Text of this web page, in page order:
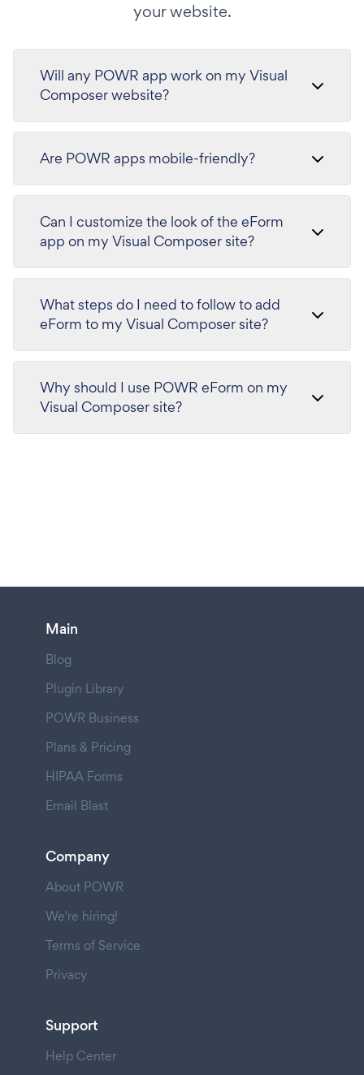
your website.
Will any POWR app work on my Visual
Composer website?
Are POWR apps mobile-friendly?
Can I customize the look of the eForm
app on my Visual Composer site?
What steps do I need to follow to add
eForm to my Visual Composer site?
Why should I use POWR eForm on my
Visual Composer site?
Main
Blog
Plugin Library
POWR Business
Plans & Pricing
HIPAA Forms
Email Blast
Company
About POWR
We're hiring!
Terms of Service
Privacy
Support
Help Center